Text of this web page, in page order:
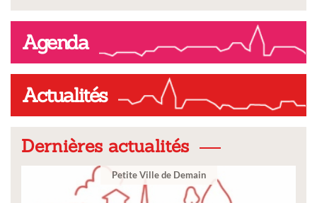
Agenda
Actualités
Dernières actualités